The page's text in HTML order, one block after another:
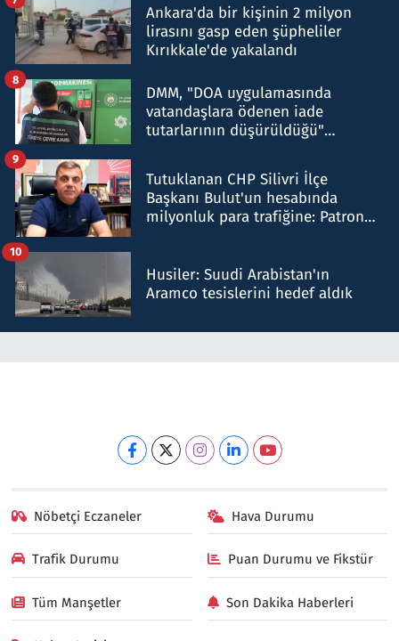
Ankara'da bir kişinin 2 milyon
lirasını gasp eden şüpheliler
Kırıkkale'de yakalandı
DMM, "DOA uygulamasında
vatandaşlara ödenen iade
tutarlarının düşürüldüğü"
8
Tutuklanan CHP Silivri İlçe
Başkanı Bulut'un hesabında
milyonluk para trafiğine: Patron
9
Husiler: Suudi Arabistan'ın
Aramco tesislerini hedef aldık
10
Nöbetçi Eczaneler Hava Durumu
Trafik Durumu Puan Durumu ve Fikstür
Tüm Manşetler Son Dakika Haberleri